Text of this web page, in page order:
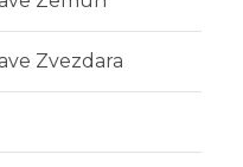
Zvezdara